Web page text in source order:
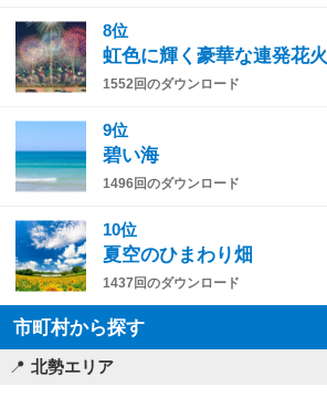
8位
虹色に輝く豪華な連発花火
1552回のダウンロード
9位
碧い海
1496回のダウンロード
10位
夏空のひまわり畑
1437回のダウンロード
市町村から探す
北勢エリア